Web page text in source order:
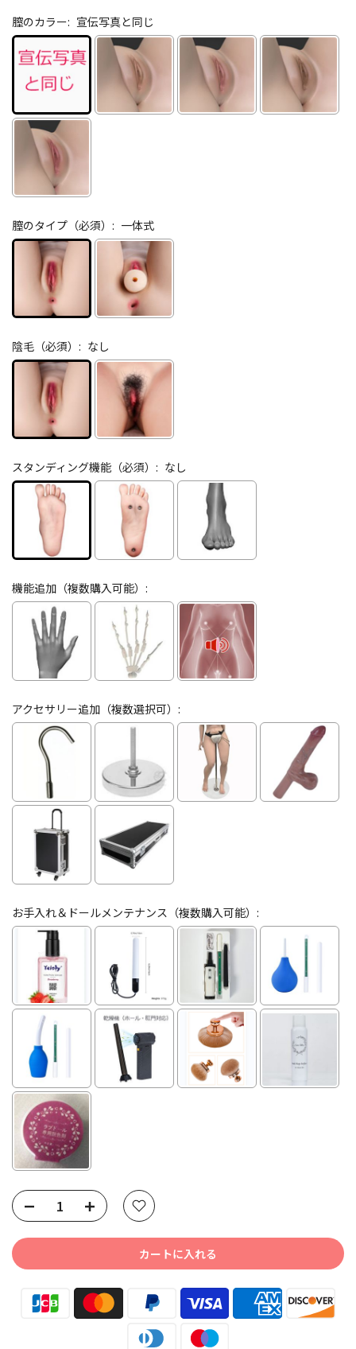
膣のカラー: 宣伝写真と同じ
膣のタイプ（必須）: 一体式
陰毛（必須）: なし
スタンディング機能（必須）: なし
機能追加（複数購入可能）:
アクセサリー追加（複数選択可）:
お手入れ＆ドールメンテナンス（複数購入可能）:
Selection will add to the price
カートに入れる